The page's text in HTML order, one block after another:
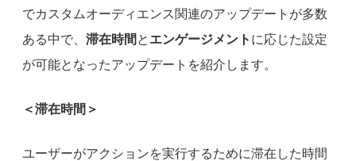
でカスタムオーディエンス関連のアップデートが多数
ある中で、 滞在時間 と エンゲージメント に応じた設定
が可能となったアップデートを紹介します。
＜滞在時間＞
ユーザーがアクションを実行するために滞在した時間